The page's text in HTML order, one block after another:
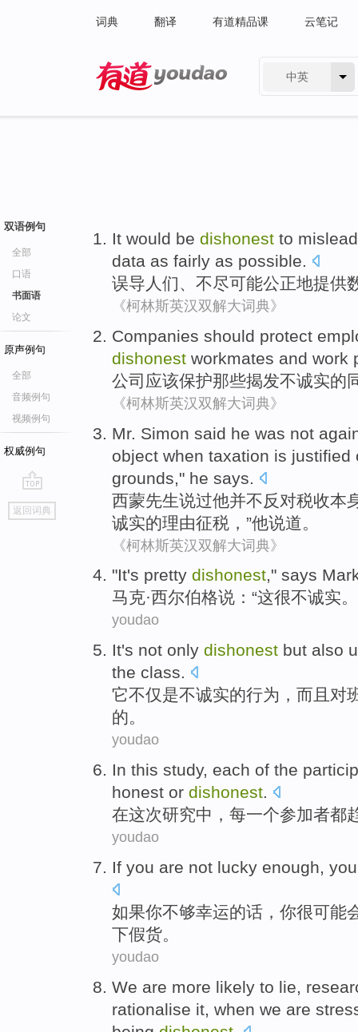
词典 翻译 有道精品课 云笔记
中英
双语例句
全部
口语
书面语
论文
原声例句
全部
音频例句
视频例句
权威例句
go
top
返回词典
It would be dishonest to mislead
data as fairly as possible.
误导 人们、不尽可能公正地提供
《柯林斯英汉双解大词典》
Companies should protect
dishonest workmates and work
公司 应该保护那些揭发不诚实的
《柯林斯英汉双解大词典》
Mr. Simon said he was not
object when taxation is
grounds ," he says.
西蒙先生说过他并不反对税收本
诚实的理由征税 ，”他说道。
《柯林斯英汉双解大词典》
"It's pretty dishonest," says
马克·西尔伯格说 ：“这很不诚实
youdao
It's not only dishonest but also
the class.
它不仅是不诚实的行为， 而且 对
的。
youdao
In this study, each of the
honest or dishonest.
在这次研究中， 每一个参加者都
youdao
If you are not lucky enough,
如果你不够幸运的话，你很可能
下假货。
youdao
We are more likely to lie
rationalise it, when we are